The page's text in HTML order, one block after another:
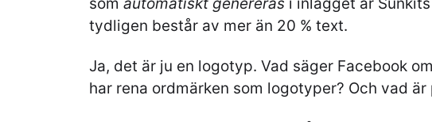
tydligen består av mer än 20 % text.
Ja, det är ju en logotyp. Vad säger Facebook
har rena ordmärken som logotyper? Och vad